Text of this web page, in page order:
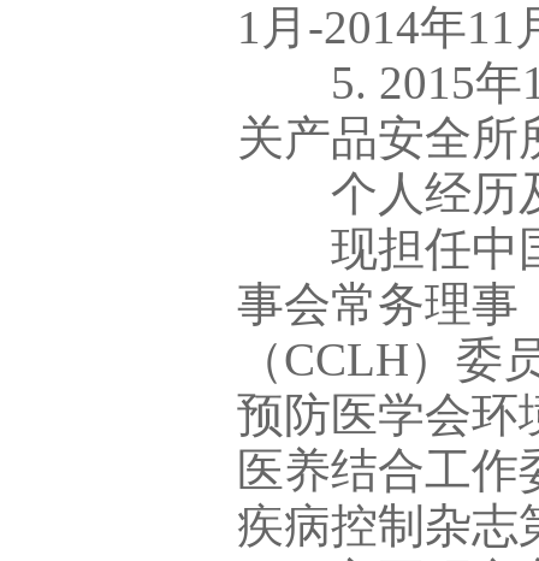
1月-2014年
5. 2015年1
关产品安全所
个人经历
现担任中国
事会常务理事
（CCLH）
预防医学会环
医养结合工
疾病控制杂志